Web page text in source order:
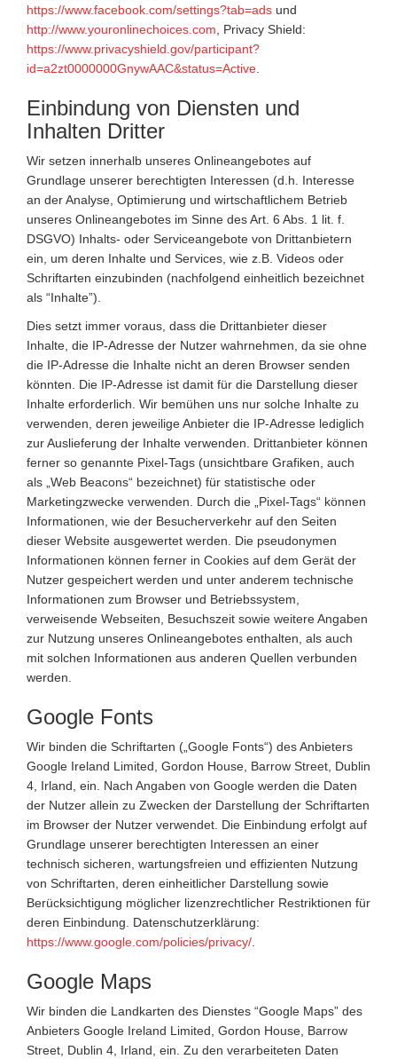
https://www.facebook.com/settings?tab=ads und
http://www.youronlinechoices.com, Privacy Shield:
https://www.privacyshield.gov/participant?
id=a2zt0000000GnywAAC&status=Active.
Einbindung von Diensten und
Inhalten Dritter
Wir setzen innerhalb unseres Onlineangebotes auf
Grundlage unserer berechtigten Interessen (d.h. Interesse
an der Analyse, Optimierung und wirtschaftlichem Betrieb
unseres Onlineangebotes im Sinne des Art. 6 Abs. 1 lit. f.
DSGVO) Inhalts- oder Serviceangebote von Drittanbietern
ein, um deren Inhalte und Services, wie z.B. Videos oder
Schriftarten einzubinden (nachfolgend einheitlich bezeichnet
als “Inhalte”).
Dies setzt immer voraus, dass die Drittanbieter dieser
Inhalte, die IP-Adresse der Nutzer wahrnehmen, da sie ohne
die IP-Adresse die Inhalte nicht an deren Browser senden
könnten. Die IP-Adresse ist damit für die Darstellung dieser
Inhalte erforderlich. Wir bemühen uns nur solche Inhalte zu
verwenden, deren jeweilige Anbieter die IP-Adresse lediglich
zur Auslieferung der Inhalte verwenden. Drittanbieter können
ferner so genannte Pixel-Tags (unsichtbare Grafiken, auch
als „Web Beacons“ bezeichnet) für statistische oder
Marketingzwecke verwenden. Durch die „Pixel-Tags“ können
Informationen, wie der Besucherverkehr auf den Seiten
dieser Website ausgewertet werden. Die pseudonymen
Informationen können ferner in Cookies auf dem Gerät der
Nutzer gespeichert werden und unter anderem technische
Informationen zum Browser und Betriebssystem,
verweisende Webseiten, Besuchszeit sowie weitere Angaben
zur Nutzung unseres Onlineangebotes enthalten, als auch
mit solchen Informationen aus anderen Quellen verbunden
werden.
Google Fonts
Wir binden die Schriftarten („Google Fonts“) des Anbieters
Google Ireland Limited, Gordon House, Barrow Street, Dublin
4, Irland, ein. Nach Angaben von Google werden die Daten
der Nutzer allein zu Zwecken der Darstellung der Schriftarten
im Browser der Nutzer verwendet. Die Einbindung erfolgt auf
Grundlage unserer berechtigten Interessen an einer
technisch sicheren, wartungsfreien und effizienten Nutzung
von Schriftarten, deren einheitlicher Darstellung sowie
Berücksichtigung möglicher lizenzrechtlicher Restriktionen für
deren Einbindung. Datenschutzerklärung:
https://www.google.com/policies/privacy/.
Google Maps
Wir binden die Landkarten des Dienstes “Google Maps” des
Anbieters Google Ireland Limited, Gordon House, Barrow
Street, Dublin 4, Irland, ein. Zu den verarbeiteten Daten